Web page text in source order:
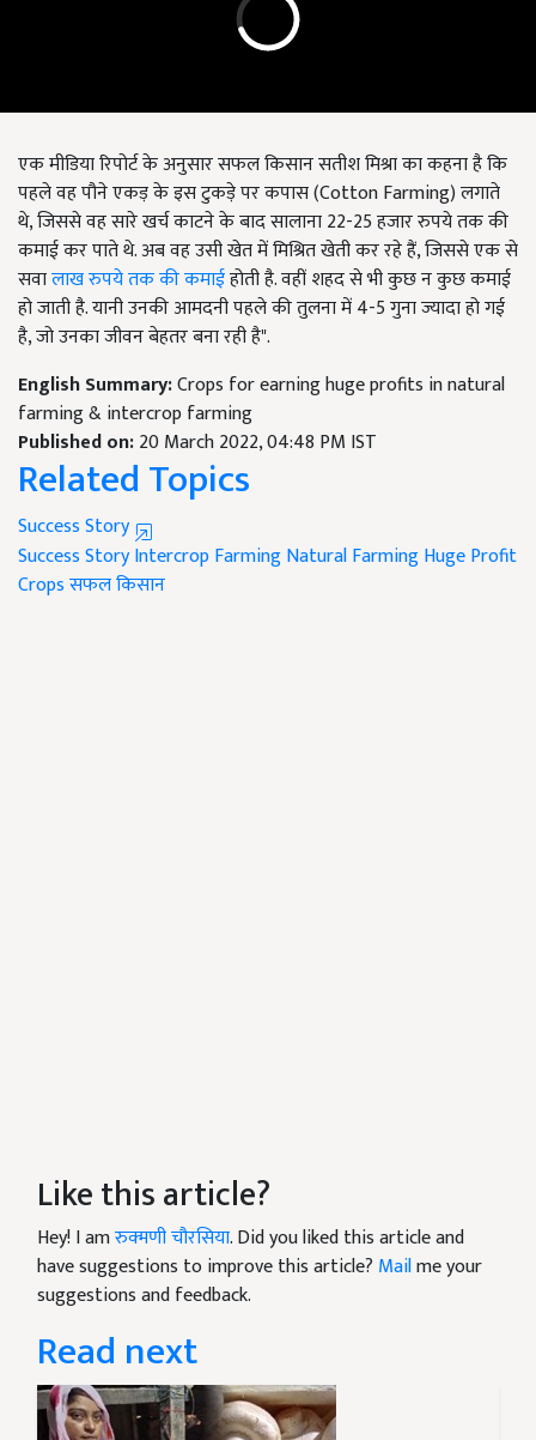
एक मीडिया रिपोर्ट के अनुसार सफल किसान सतीश मिश्रा का कहना है कि
पहले वह पौने एकड़ के इस टुकड़े पर कपास (Cotton Farming) लगाते
थे, जिससे वह सारे खर्च काटने के बाद सालाना 22-25 हजार रुपये तक की
कमाई कर पाते थे. अब वह उसी खेत में मिश्रित खेती कर रहे हैं, जिससे एक से
सवालाख रुपये तक की कमाईहोती है. वहीं शहद से भी कुछ न कुछ कमाई
हो जाती है. यानी उनकी आमदनी पहले की तुलना में 4-5 गुना ज्यादा हो गई
है, जो उनका जीवन बेहतर बना रही है".
English Summary:Crops for earning huge profits in natural
farming & intercrop farming
Published on:20 March 2022, 04:48 PM IST
Related Topics
Success Story
Success StoryIntercrop FarmingNatural FarmingHuge Profit
Cropsसफल किसान
Like this article?
Hey! I amरुक्मणी चौरसिया. Did you liked this article and
have suggestions to improve this article? Mailme your
suggestions and feedback.
Read next